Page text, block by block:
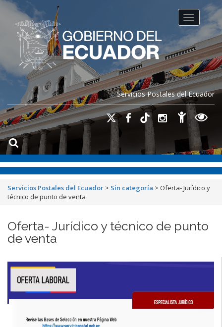
Servicios Postales del Ecuador
Toggle
Servicios Postales del Ecuador > Sin categoría > Oferta- Jurídico y
técnico de punto de venta
Oferta- Jurídico y técnico de punto
de venta